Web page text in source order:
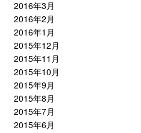
2016年3月
2016年2月
2016年1月
2015年12月
2015年11月
2015年10月
2015年9月
2015年8月
2015年7月
2015年6月